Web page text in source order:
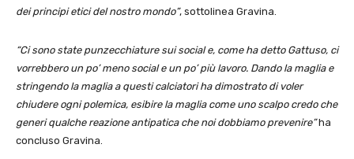
dei principi etici del nostro mondo”, sottolinea Gravina.
“Ci sono state punzecchiature sui social e, come ha detto Gattuso, ci
vorrebbero un po’ meno social e un po’ più lavoro. Dando la maglia e
stringendo la maglia a questi calciatori ha dimostrato di voler
chiudere ogni polemica, esibire la maglia come uno scalpo credo che
generi qualche reazione antipatica che noi dobbiamo prevenire”ha
concluso Gravina.